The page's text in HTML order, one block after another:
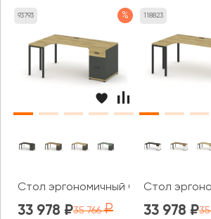
93793 %
Стол эргономичный CN.SA-404(L)
33 978 35 766
118823
Стол
33 978